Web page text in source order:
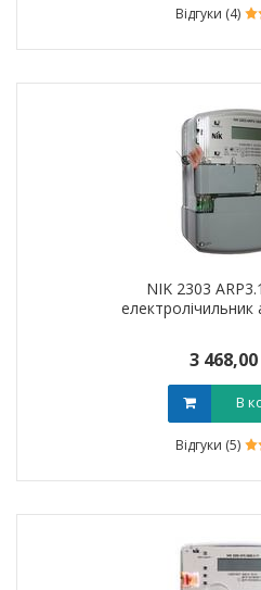
Відгуки (4)
NIK 2303
електролічильник
3
В
Відгуки (5)